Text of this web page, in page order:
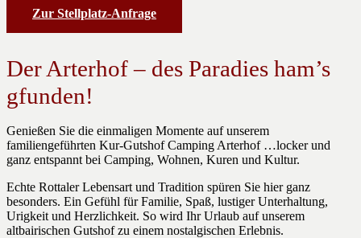
Zur Stellplatz-Anfrage
Der Arterhof – des Paradies ham’s
gfunden!
Genießen Sie die einmaligen Momente auf unserem
familiengeführten Kur-Gutshof Camping Arterhof …locker und
ganz entspannt bei Camping, Wohnen, Kuren und Kultur.
Echte Rottaler Lebensart und Tradition spüren Sie hier ganz
besonders. Ein Gefühl für Familie, Spaß, lustiger Unterhaltung,
Urigkeit und Herzlichkeit. So wird Ihr Urlaub auf unserem
altbairischen Gutshof zu einem nostalgischen Erlebnis.